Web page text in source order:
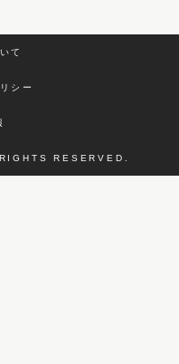
て
シー
RESERVED.